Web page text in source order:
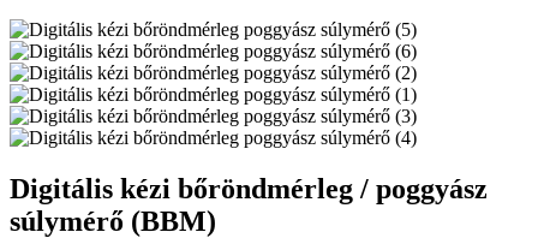
Digitális kézi bőröndmérleg / poggyász
súlymérő (BBM)